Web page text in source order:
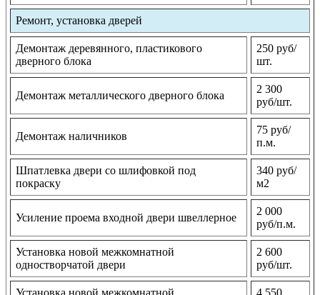
Ремонт, установка дверей
Демонтаж деревянного, пластикового
дверного блока
250 руб/
шт.
Демонтаж металлического дверного блока
2 300
руб/шт.
Демонтаж наличников
75 руб/
п.м.
Шпатлевка двери со шлифовкой под
покраску
340 руб/
м2
Усиление проема входной двери швеллерное
2 000
руб/п.м.
Установка новой межкомнатной
одностворчатой двери
2 600
руб/шт.